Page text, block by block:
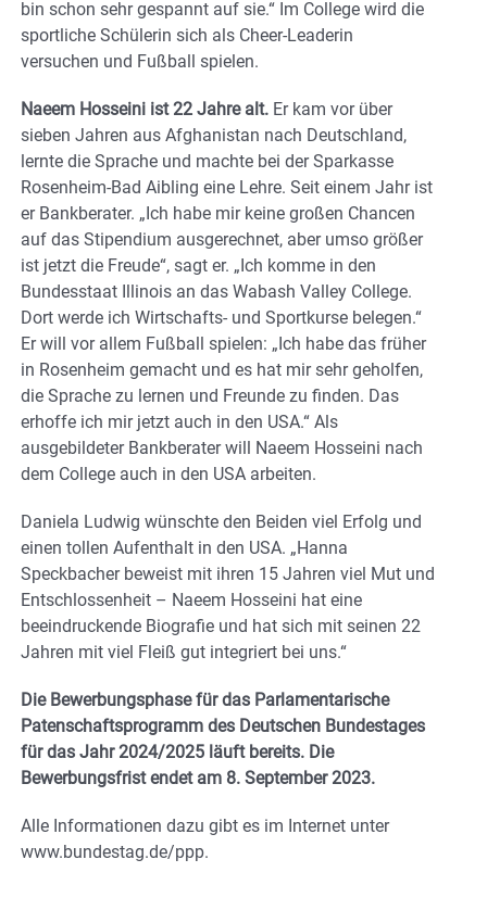
bin schon sehr gespannt auf sie.“ Im College wird die
sportliche Schülerin sich als Cheer-Leaderin
versuchen und Fußball spielen.
Naeem Hosseini ist 22 Jahre alt. Er kam vor über
sieben Jahren aus Afghanistan nach Deutschland,
lernte die Sprache und machte bei der Sparkasse
Rosenheim-Bad Aibling eine Lehre. Seit einem Jahr ist
er Bankberater. „Ich habe mir keine großen Chancen
auf das Stipendium ausgerechnet, aber umso größer
ist jetzt die Freude“, sagt er. „Ich komme in den
Bundesstaat Illinois an das Wabash Valley College.
Dort werde ich Wirtschafts- und Sportkurse belegen.“
Er will vor allem Fußball spielen: „Ich habe das früher
in Rosenheim gemacht und es hat mir sehr geholfen,
die Sprache zu lernen und Freunde zu finden. Das
erhoffe ich mir jetzt auch in den USA.“ Als
ausgebildeter Bankberater will Naeem Hosseini nach
dem College auch in den USA arbeiten.
Daniela Ludwig wünschte den Beiden viel Erfolg und
einen tollen Aufenthalt in den USA. „Hanna
Speckbacher beweist mit ihren 15 Jahren viel Mut und
Entschlossenheit – Naeem Hosseini hat eine
beeindruckende Biografie und hat sich mit seinen 22
Jahren mit viel Fleiß gut integriert bei uns.“
Die Bewerbungsphase für das Parlamentarische
Patenschaftsprogramm des Deutschen Bundestages
für das Jahr 2024/2025 läuft bereits. Die
Bewerbungsfrist endet am 8. September 2023.
Alle Informationen dazu gibt es im Internet unter
www.bundestag.de/ppp.